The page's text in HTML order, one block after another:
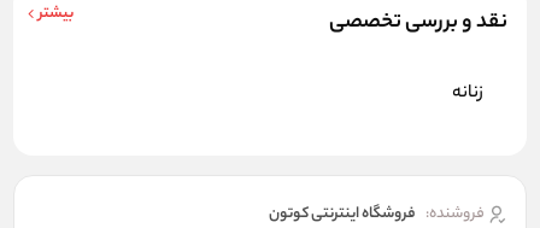
نقد و بررسی تخصصی بیشتر
زنانه
فروشنده: فروشگاه اینترنتی کوتون